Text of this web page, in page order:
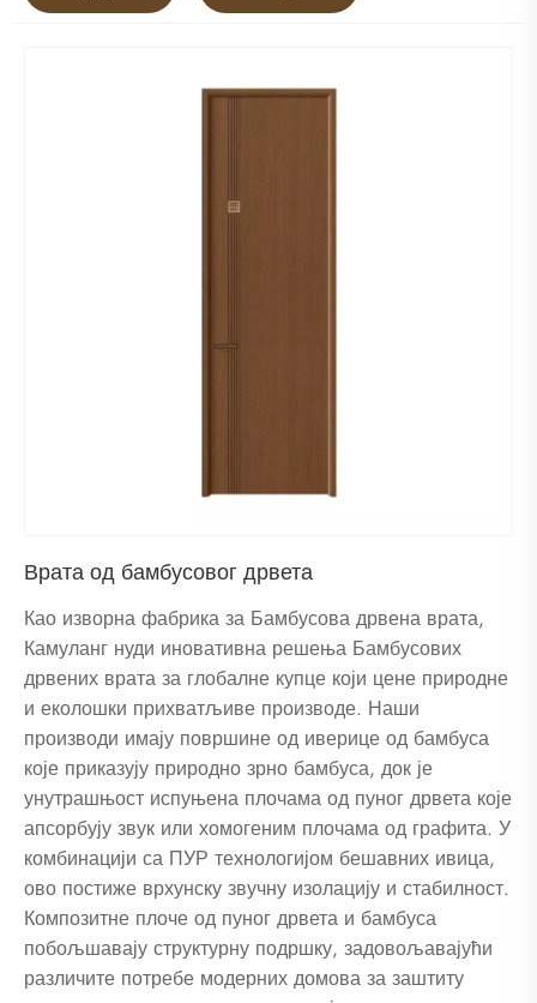
Врата од бамбусовог дрвета
Као изворна фабрика за Бамбусова дрвена врата,
Камуланг нуди иновативна решења Бамбусових
дрвених врата за глобалне купце који цене природне
и еколошки прихватљиве производе. Наши
производи имају површине од иверице од бамбуса
које приказују природно зрно бамбуса, док је
унутрашњост испуњена плочама од пуног дрвета које
апсорбују звук или хомогеним плочама од графита. У
комбинацији са ПУР технологијом бешавних ивица,
ово постиже врхунску звучну изолацију и стабилност.
Композитне плоче од пуног дрвета и бамбуса
побољшавају структурну подршку, задовољавајући
различите потребе модерних домова за заштиту